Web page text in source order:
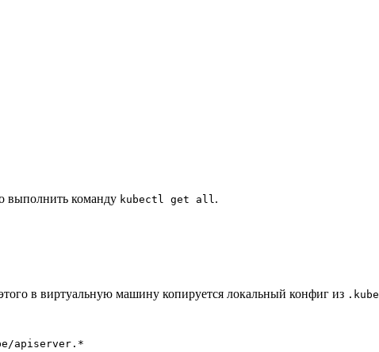
выполнить команду kubectl get all .
в виртуальную машину копируется локальный конфиг из .kube
apiserver.*